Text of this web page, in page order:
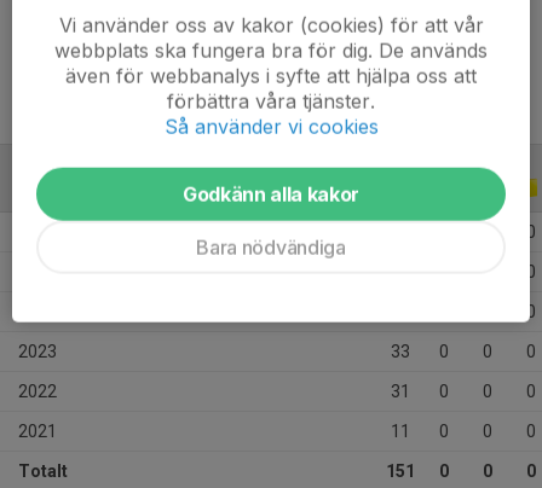
Tidigare klubbar
Skiljebo SK
ALLA SERIER ALLA ÅR
0
0
0
2023 33 0 0 0
2022 31 0 0 0
2021 11 0 0 0
Totalt 151 0 0 0
Vi använder oss av kakor (cookies) för att vår
webbplats ska fungera bra för dig. De används
även för webbanalys i syfte att hjälpa oss att
förbättra våra tjänster.
Så använder vi cookies
Godkänn alla kakor
Bara nödvändiga